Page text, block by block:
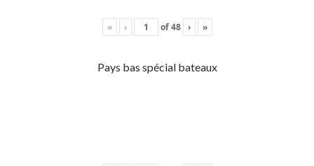
« ‹ of48 › »
Pays bas spécial bateaux